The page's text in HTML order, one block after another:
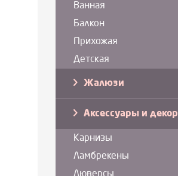
Ванная
Балкон
Прихожая
Детская
Жалюзи
Аксессуары и декор
Карнизы
Ламбрекены